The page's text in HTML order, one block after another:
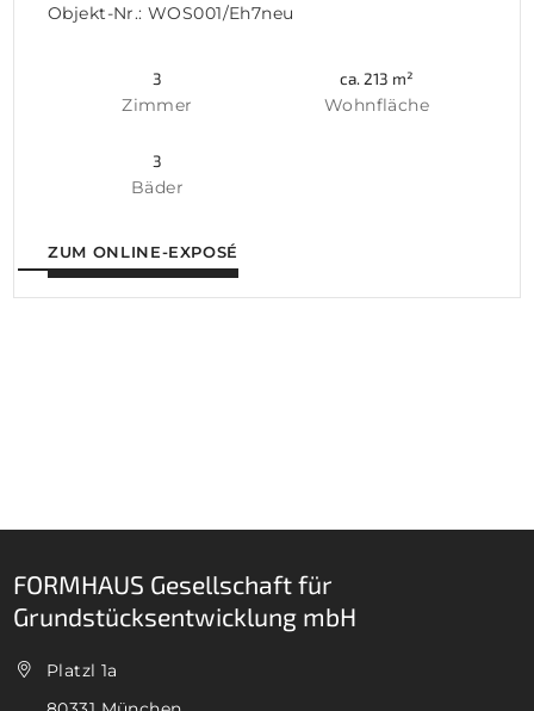
Objekt-Nr.: WOS001/Eh7neu
3
Zimmer
ca. 213 m²
Wohnfläche
3
Bäder
ZUM ONLINE-EXPOSÉ
FORMHAUS Gesellschaft für
Grundstücksentwicklung mbH
Platzl 1a